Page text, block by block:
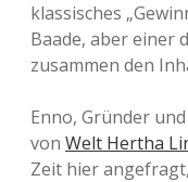
klassisches
Baade, aber einer
zusammen den
Enno, Gründer
von Welt Hertha
Zeit hier